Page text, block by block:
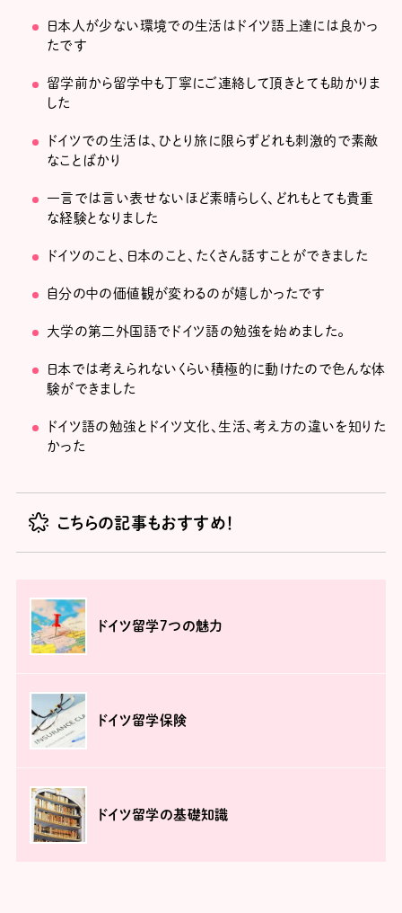
日本人が少ない環境での生活はドイツ語上達には良かっ
たです
留学前から留学中も丁寧にご連絡して頂きとても助かりま
した
ドイツでの生活は、ひとり旅に限らずどれも刺激的で素敵
なことばかり
一言では言い表せないほど素晴らしく、どれもとても貴重
な経験となりました
ドイツのこと、日本のこと、たくさん話すことができました
自分の中の価値観が変わるのが嬉しかったです
大学の第二外国語でドイツ語の勉強を始めました。
日本では考えられないくらい積極的に動けたので色んな体
験ができました
ドイツ語の勉強とドイツ文化、生活、考え方の違いを知りた
かった
こちらの記事もおすすめ！
ドイツ留学7つの魅力
ドイツ留学保険
ドイツ留学の基礎知識